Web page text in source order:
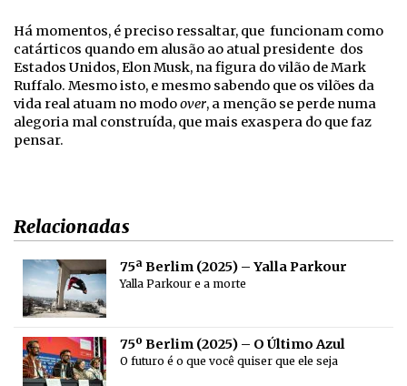
Há momentos, é preciso ressaltar, que funcionam como
catárticos quando em alusão ao atual presidente dos
Estados Unidos, Elon Musk, na figura do vilão de Mark
Ruffalo. Mesmo isto, e mesmo sabendo que os vilões da
vida real atuam no modoover, a menção se perde numa
alegoria mal construída, que mais exaspera do que faz
pensar.
Relacionadas
75ª Berlim (2025) – Yalla Parkour
Yalla Parkour e a morte
75º Berlim (2025) – O Último Azul
O futuro é o que você quiser que ele seja